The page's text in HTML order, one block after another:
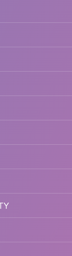
ト カンファレン
ESPORTS・